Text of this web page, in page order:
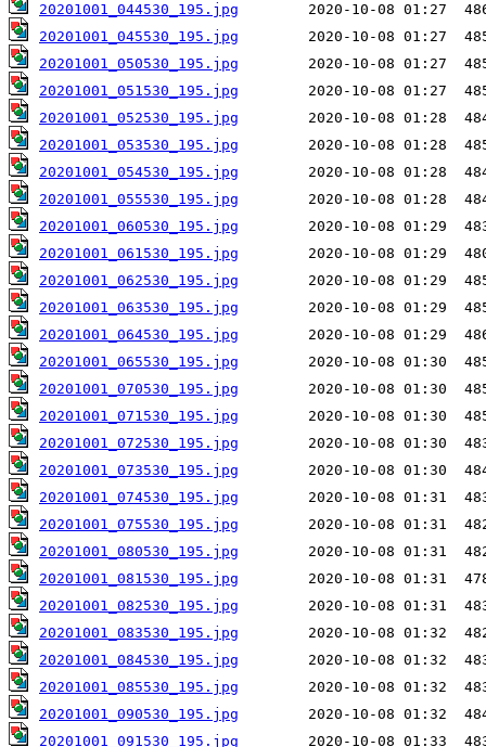
20201001_044530_195.jpg
20201001_045530_195.jpg
20201001_050530_195.jpg
20201001_051530_195.jpg
20201001_052530_195.jpg
20201001_053530_195.jpg
20201001_054530_195.jpg
20201001_055530_195.jpg
20201001_060530_195.jpg
20201001_061530_195.jpg
20201001_062530_195.jpg
20201001_063530_195.jpg
20201001_064530_195.jpg
20201001_065530_195.jpg
20201001_070530_195.jpg
20201001_071530_195.jpg
20201001_072530_195.jpg
20201001_073530_195.jpg
20201001_074530_195.jpg
20201001_075530_195.jpg
20201001_080530_195.jpg
20201001_081530_195.jpg
20201001_082530_195.jpg
20201001_083530_195.jpg
20201001_084530_195.jpg
20201001_085530_195.jpg
20201001_090530_195.jpg
20201001_091530_195.jpg